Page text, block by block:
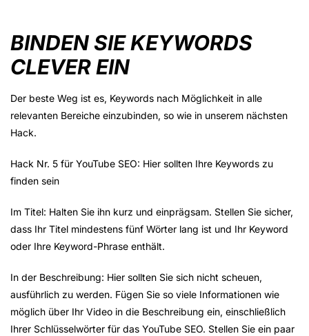
BINDEN SIE KEYWORDS
CLEVER EIN
Der beste Weg ist es, Keywords nach Möglichkeit in alle
relevanten Bereiche einzubinden, so wie in unserem nächsten
Hack.
Hack Nr. 5 für YouTube SEO: Hier sollten Ihre Keywords zu
finden sein
Im Titel: Halten Sie ihn kurz und einprägsam. Stellen Sie sicher,
dass Ihr Titel mindestens fünf Wörter lang ist und Ihr Keyword
oder Ihre Keyword-Phrase enthält.
In der Beschreibung: Hier sollten Sie sich nicht scheuen,
ausführlich zu werden. Fügen Sie so viele Informationen wie
möglich über Ihr Video in die Beschreibung ein, einschließlich
Ihrer Schlüsselwörter für das YouTube SEO. Stellen Sie ein paar